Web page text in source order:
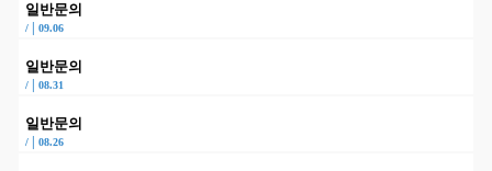
일반문의
/ 09.06
일반문의
/ 08.31
일반문의
/ 08.26